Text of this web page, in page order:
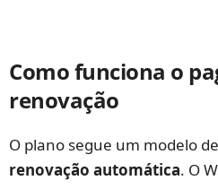
Como funciona o
renovação
O plano segue um modelo
renovação automática. O